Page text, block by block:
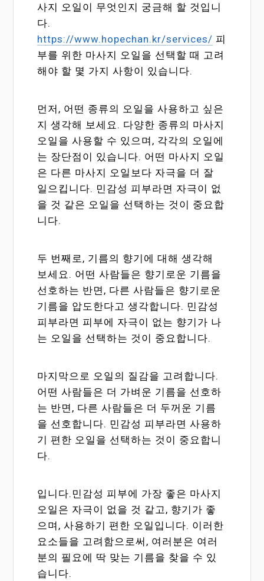
사지 오일이 무엇인지 궁금해 할 것입니
다.
https://www.hopechan.kr/services/ 피
부를 위한 마사지 오일을 선택할 때 고려
해야 할 몇 가지 사항이 있습니다.
먼저, 어떤 종류의 오일을 사용하고 싶은
지 생각해 보세요. 다양한 종류의 마사지
오일을 사용할 수 있으며, 각각의 오일에
는 장단점이 있습니다. 어떤 마사지 오일
은 다른 마사지 오일보다 자극을 더 잘
일으킵니다. 민감성 피부라면 자극이 없
을 것 같은 오일을 선택하는 것이 중요합
니다.
두 번째로, 기름의 향기에 대해 생각해
보세요. 어떤 사람들은 향기로운 기름을
선호하는 반면, 다른 사람들은 향기로운
기름을 압도한다고 생각합니다. 민감성
피부라면 피부에 자극이 없는 향기가 나
는 오일을 선택하는 것이 중요합니다.
마지막으로 오일의 질감을 고려합니다.
어떤 사람들은 더 가벼운 기름을 선호하
는 반면, 다른 사람들은 더 두꺼운 기름
을 선호합니다. 민감성 피부라면 사용하
기 편한 오일을 선택하는 것이 중요합니
다.
입니다.민감성 피부에 가장 좋은 마사지
오일은 자극이 없을 것 같고, 향기가 좋
으며, 사용하기 편한 오일입니다. 이러한
요소들을 고려함으로써, 여러분은 여러
분의 필요에 딱 맞는 기름을 찾을 수 있
습니다.